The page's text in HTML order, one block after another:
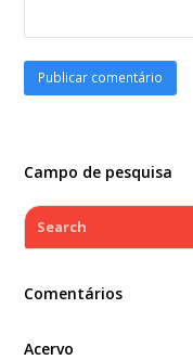
Campo de pesquisa
Search
Comentários
Acervo